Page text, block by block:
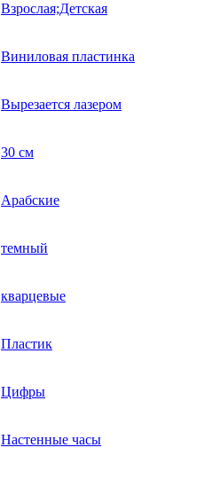
Взрослая;Детская
Виниловая пластинка
Вырезается лазером
30 см
Арабские
темный
кварцевые
Пластик
Цифры
Настенные часы